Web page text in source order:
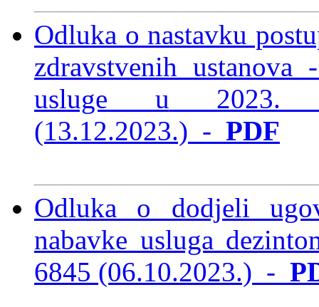
Odluka o nastavku
zdravstvenih
usluge u
(13.12.2023.) - PDF
Odluka o dodjeli
nabavke usluga
6845 (06.10.2023.) -